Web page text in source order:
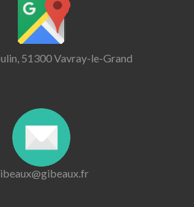
51300 Vavray-le-Grand